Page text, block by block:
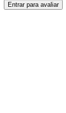
Entrar para avaliar